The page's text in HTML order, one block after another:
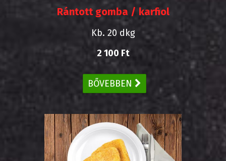
Rántott gomba / karfiol
Kb. 20 dkg
2 100 Ft
BŐVEBBEN